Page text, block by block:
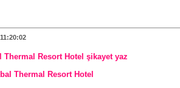
Thermal Resort Hotel şikayet yaz
Thermal Resort Hotel